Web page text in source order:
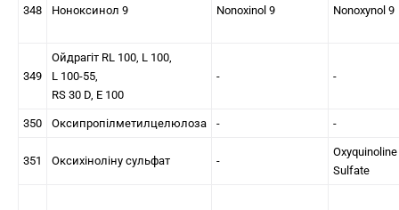
348 Ноноксинол 9 Nonoxinol 9 Nonoxynol 9
349
Ойдрагіт RL 100, L 100,
L 100-55,
RS 30 D, Е 100
- -
350 Оксипропілметилцелюлоза - -
351 Оксихіноліну сульфат -
Oxyquinoline
Sulfate